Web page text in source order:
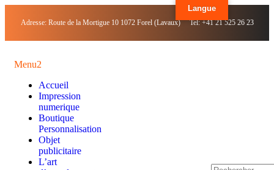
Adresse: Route de la Mortigue 10 1072 Forel (Lavaux) Tel: +41 21 525 26 23
Menu2
Accueil
Impression
numerique
Boutique
Personnalisation
Objet
publicitaire
L’art
Langue